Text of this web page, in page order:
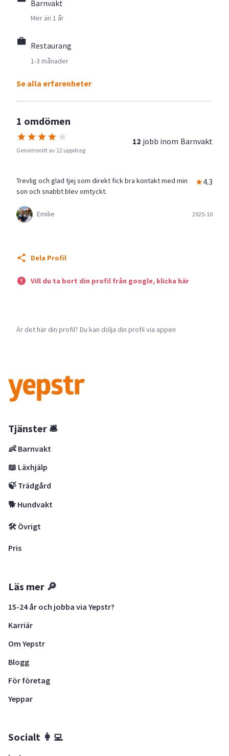
Barnvakt
Mer än 1 år
Restaurang
1-3 månader
Se alla erfarenheter
1 omdömen
Genomsnitt av 12 uppdrag
12 jobb inom Barnvakt
Trevlig och glad tjej som direkt fick bra kontakt med min
son och snabbt blev omtyckt.
4.3
Emilie 2025-10
Dela Profil
Vill du ta bort din profil från google, klicka här
Är det här din profil? Du kan dölja din profil via appen
Tjänster 🛎
👶 Barnvakt
📖 Läxhjälp
🍃 Trädgård
🐕 Hundvakt
🛠 Övrigt
Pris
Läs mer 🔎
15-24 år och jobba via Yepstr?
Karriär
Om Yepstr
Blogg
För företag
Yeppar
Socialt 👩‍💻